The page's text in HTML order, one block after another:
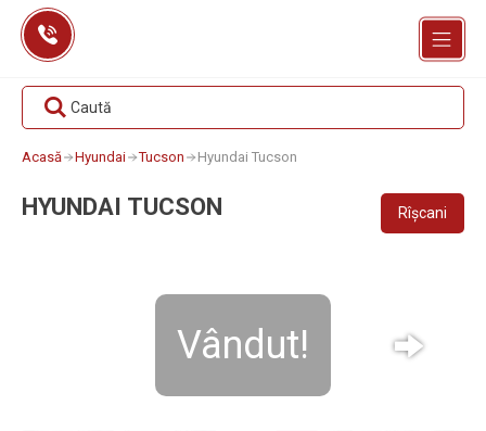
Skip
content
Caută
Acasă Hyundai Tucson Hyundai Tucson
HYUNDAI TUCSON Rîșcani
Vândut!